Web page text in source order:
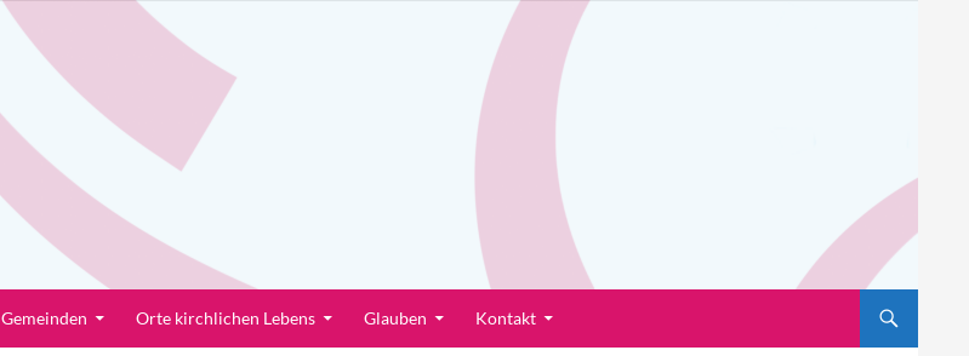
Gemeinden Orte kirchlichen Lebens Glauben Kontakt